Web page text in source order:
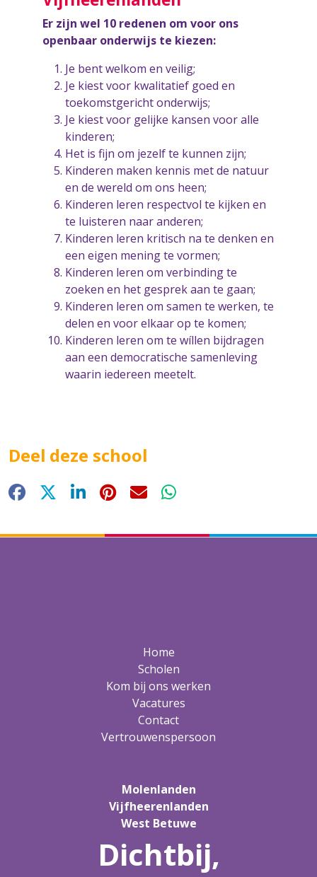
Er zijn wel 10 redenen om voor ons
openbaar onderwijs te kiezen:
Je bent welkom en veilig;
Je kiest voor kwalitatief goed en
toekomstgericht onderwijs;
Je kiest voor gelijke kansen voor alle
kinderen;
Het is fijn om jezelf te kunnen zijn;
Kinderen maken kennis met de natuur
en de wereld om ons heen;
Kinderen leren respectvol te kijken en
te luisteren naar anderen;
Kinderen leren kritisch na te denken en
een eigen mening te vormen;
Kinderen leren om verbinding te
zoeken en het gesprek aan te gaan;
Kinderen leren om samen te werken, te
delen en voor elkaar op te komen;
Kinderen leren om te wíllen bijdragen
aan een democratische samenleving
waarin iedereen meetelt.
Deel deze school
Facebook LinkedInPinterestE-mailWhatsApp
Home
Scholen
Kom bij ons werken
Vacatures
Contact
Vertrouwenspersoon
Molenlanden
Vijfheerenlanden
West Betuwe
Dichtbij,